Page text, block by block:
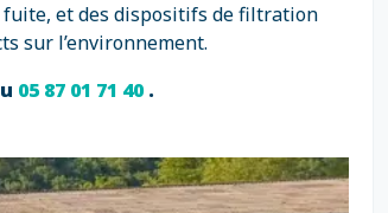
et des dispositifs de filtration
sur l’environnement.
05 87 01 71 40.